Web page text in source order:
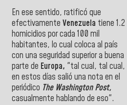
En ese sentido, ratificó que
efectivamente Venezuela tiene 1.2
homicidios por cada 100 mil
habitantes, lo cual coloca al país
con una seguridad superior a buena
parte de Europa, "tal cual, tal cual,
en estos días salió una nota en el
periódico The Washington Post,
casualmente hablando de eso".